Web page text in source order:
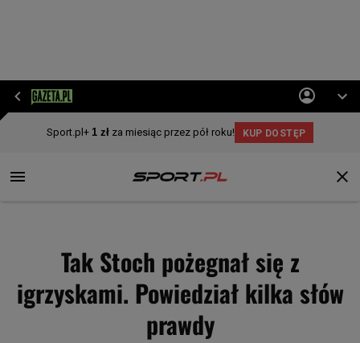
Tak Stoch pożegnał się z
igrzyskami. Powiedział kilka słów
prawdy